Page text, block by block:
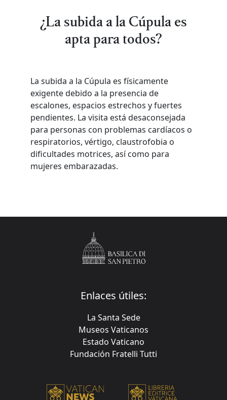
¿La subida a la Cúpula es
apta para todos?
La subida a la Cúpula es físicamente
exigente debido a la presencia de
escalones, espacios estrechos y fuertes
pendientes. La visita está desaconsejada
para personas con problemas cardíacos o
respiratorios, vértigo, claustrofobia o
dificultades motrices, así como para
mujeres embarazadas.
Enlaces útiles:
La Santa Sede
Museos Vaticanos
Estado Vaticano
Fundación Fratelli Tutti